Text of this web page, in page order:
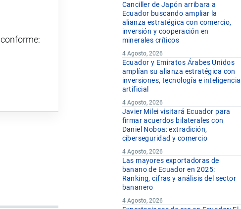
Canciller de Japón arribara a
Ecuador buscando ampliar la
alianza estratégica con comercio,
inversión y cooperación en
minerales críticos
4 Agosto, 2026
Ecuador y Emiratos Árabes Unidos
amplían su alianza estratégica con
inversiones, tecnología e inteligencia
artificial
4 Agosto, 2026
Javier Milei visitará Ecuador para
firmar acuerdos bilaterales con
Daniel Noboa: extradición,
ciberseguridad y comercio
4 Agosto, 2026
Las mayores exportadoras de
banano de Ecuador en 2025:
Ranking, cifras y análisis del sector
bananero
4 Agosto, 2026